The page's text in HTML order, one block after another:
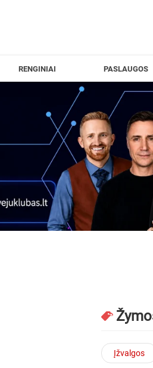
RENGINIAI PASLAUGOS
Įžvalgos